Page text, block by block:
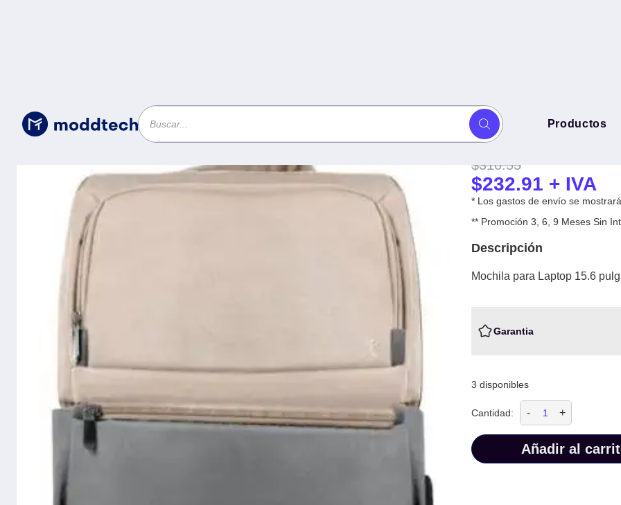
Productos
Sin categoría Mochila para Laptop 15.6 pulgadas Sunset Taupe PC-084525 -
Mochila para
Taupe PC-
$310.55
$232.91 + IVA
* Los gastos de envío se
** Promoción 3, 6, 9 Meses Sin
Descripción
Mochila para Laptop 15.6
Garantia
3 disponibles
Cantidad: - +
Añadir al